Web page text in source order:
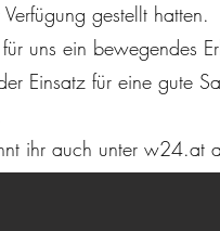
gestellt hatten.
uns ein bewegendes
Einsatz für eine gute
ihr auch unter w24.at